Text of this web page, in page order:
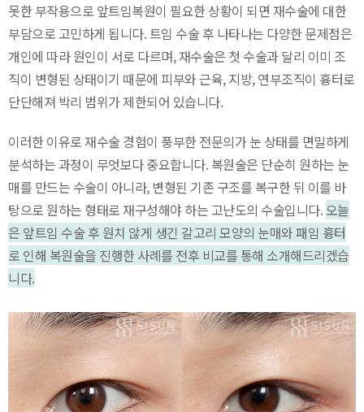
못한 부작용으로 앞트임복원이 필요한 상황이 되면 재수술에 대한
부담으로 고민하게 됩니다. 트임 수술 후 나타나는 다양한 문제점은
개인에 따라 원인이 서로 다르며, 재수술은 첫 수술과 달리 이미 조
직이 변형된 상태이기 때문에 피부와 근육, 지방, 연부조직이 흉터로
단단해져 박리 범위가 제한되어 있습니다.
이러한 이유로 재수술 경험이 풍부한 전문의가 눈 상태를 면밀하게
분석하는 과정이 무엇보다 중요합니다. 복원술은 단순히 원하는 눈
매를 만드는 수술이 아니라, 변형된 기존 구조를 복구한 뒤 이를 바
탕으로 원하는 형태로 재구성해야 하는 고난도의 수술입니다.오늘
은 앞트임 수술 후 원치 않게 생긴 갈고리 모양의 눈매와 패임 흉터
로 인해 복원술을 진행한 사례를 전후 비교를 통해 소개해드리겠습
니다.